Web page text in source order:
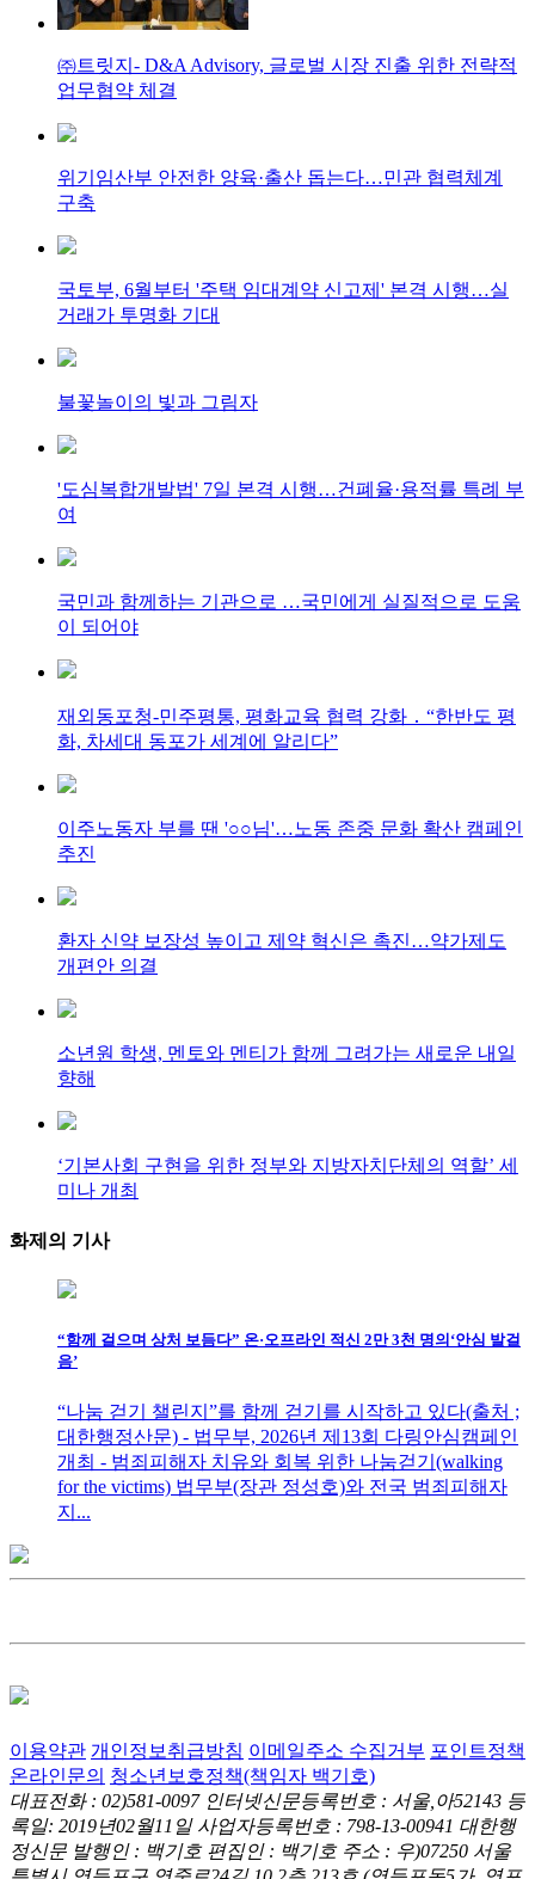
㈜트릿지- D&A Advisory, 글로벌 시장 진출 위한 전략적
업무협약 체결
위기임산부 안전한 양육·출산 돕는다…민관 협력체계
구축
국토부, 6월부터 '주택 임대계약 신고제' 본격 시행…실
거래가 투명화 기대
불꽃놀이의 빛과 그림자
'도심복합개발법' 7일 본격 시행…건폐율·용적률 특례 부
여
국민과 함께하는 기관으로 …국민에게 실질적으로 도움
이 되어야
재외동포청-민주평통, 평화교육 협력 강화 ․ “한반도 평
화, 차세대 동포가 세계에 알리다”
이주노동자 부를 땐 '○○님'…노동 존중 문화 확산 캠페인
추진
환자 신약 보장성 높이고 제약 혁신은 촉진…약가제도
개편안 의결
소년원 학생, 멘토와 멘티가 함께 그려가는 새로운 내일
향해
‘기본사회 구현을 위한 정부와 지방자치단체의 역할’ 세
미나 개최
화제의 기사
“함께 걸으며 상처 보듬다” 온·오프라인 적신 2만 3천 명의‘안심 발걸
음’
“나눔 걷기 챌린지”를 함께 걷기를 시작하고 있다(출처 ;
대한행정산문) - 법무부, 2026년 제13회 다링안심캠페인
개최 - 범죄피해자 치유와 회복 위한 나눔걷기(walking
for the victims) 법무부(장관 정성호)와 전국 범죄피해자
지...
이용약관 개인정보취급방침 이메일주소 수집거부 포인트정책
온라인문의 청소년보호정책(책임자 백기호)
대표전화 : 02)581-0097 인터넷신문등록번호 : 서울,아52143 등
록일: 2019년02월11일 사업자등록번호 : 798-13-00941 대한행
정신문 발행인 : 백기호 편집인 : 백기호 주소 : 우)07250 서울